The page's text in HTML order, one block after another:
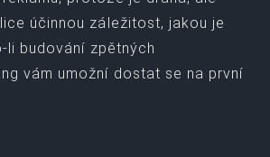
účinnou záležitost, jakou je
li budování zpětných
vám umožní dostat se na první